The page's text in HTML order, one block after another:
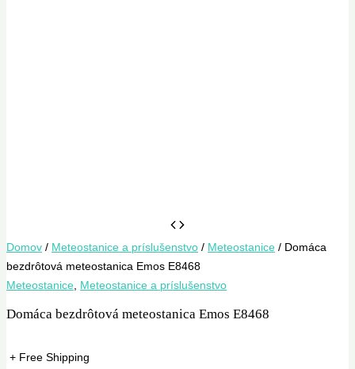
Domov / Meteostanice a príslušenstvo / Meteostanice / Domáca
bezdrôtová meteostanica Emos E8468
Meteostanice, Meteostanice a príslušenstvo
Domáca bezdrôtová meteostanica Emos E8468
+ Free Shipping